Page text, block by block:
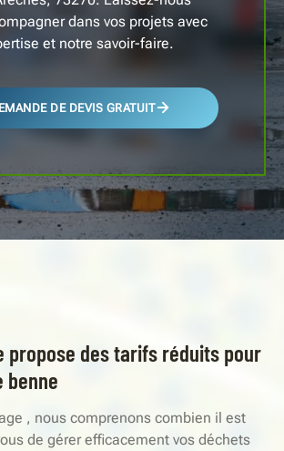
dans vos projets avec
et notre savoir-faire.
DE DEVIS GRATUIT
propose des tarifs réduits pour
benne
, nous comprenons combien il est
de gérer efficacement vos déchets